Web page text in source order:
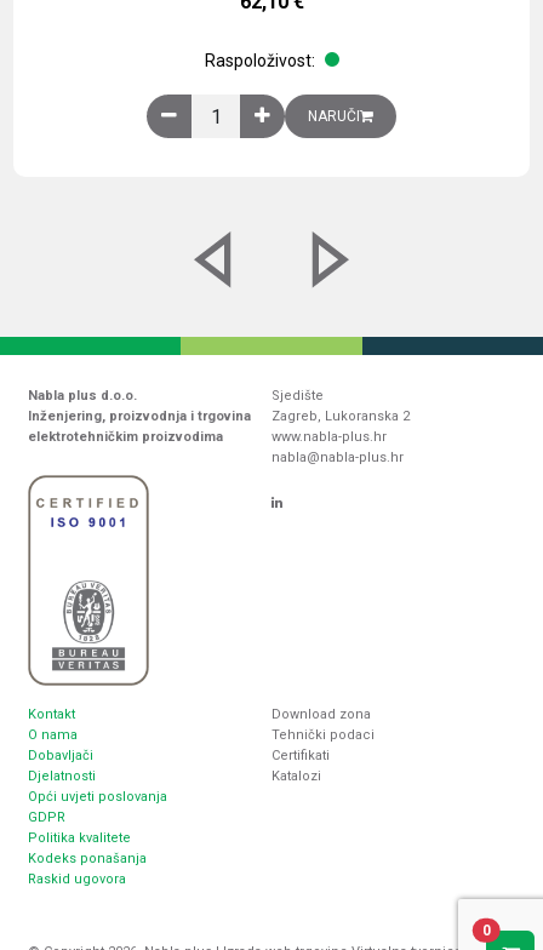
Raspoloživost:
Obična montažna ploča V1000xŠ800mm,
NARUČI
Nabla plus d.o.o.
Inženjering, proizvodnja i trgovina
elektrotehničkim proizvodima
Sjedište
Zagreb, Lukoranska 2
www.nabla-plus.hr
nabla@nabla-plus.hr
Kontakt
O nama
Dobavljači
Djelatnosti
Opći uvjeti poslovanja
GDPR
Politika kvalitete
Kodeks ponašanja
Raskid ugovora
Download zona
Tehnički podaci
Certifikati
Katalozi
0